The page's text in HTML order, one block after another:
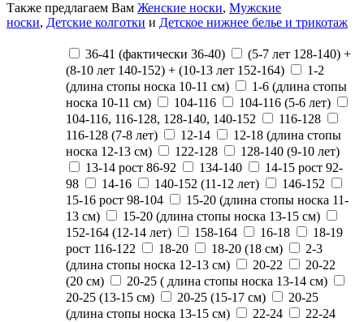
Также предлагаем Вам Женские носки, Мужские
носки, Детские колготки и Детское нижнее белье и трикотаж
36-41 (фактически 36-40)
(5-7 лет 128-140) +
(8-10 лет 140-152) + (10-13 лет 152-164)
1-2
(длина стопы носка 10-11 см)
1-6 (длина стопы
носка 10-11 см)
104-116
104-116 (5-6 лет)
104-116, 116-128, 128-140, 140-152
116-128
116-128 (7-8 лет)
12-14
12-18 (длина стопы
носка 12-13 см)
122-128
128-140 (9-10 лет)
13-14 рост 86-92
134-140
14-15 рост 92-
98
14-16 140-152 (11-12 лет)
146-152
15-16 рост 98-104
15-20 (длина стопы носка 11-
13 см)
15-20 (длина стопы носка 13-15 см)
152-164 (12-14 лет)
158-164 16-18
18-19
рост 116-122
18-20 18-20 (18 см)
2-3
(длина стопы носка 12-13 см)
20-22
20-22
(20 см)
20-25 ( длина стопы носка 13-14 см)
20-25 (13-15 см)
20-25 (15-17 см)
20-25
(длина стопы носка 13-15 см)
22-24
22-24